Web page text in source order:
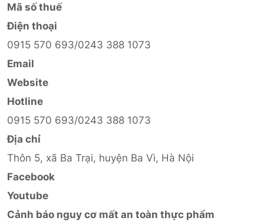
Mã số thuế
Điện thoại
0915 570 693/0243 388 1073
Email
Website
Hotline
0915 570 693/0243 388 1073
Địa chỉ
Thôn 5, xã Ba Trại, huyện Ba Vì, Hà Nội
Facebook
Youtube
Cảnh báo nguy cơ mất an toàn thực phẩm